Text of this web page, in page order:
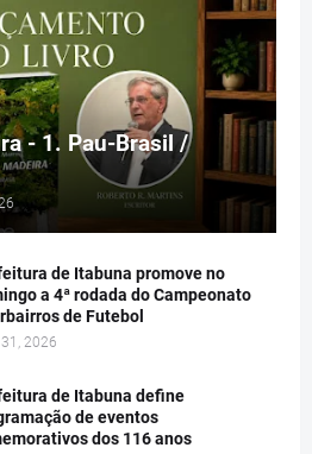
- 1. Pau-Brasil /
de Itabuna promove no
a 4ª rodada do Campeonato
de Futebol
2026
de Itabuna define
de eventos
dos 116 anos